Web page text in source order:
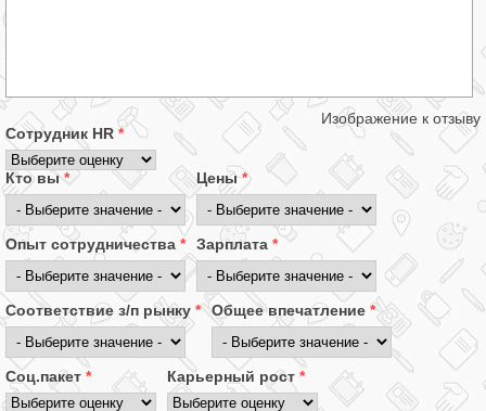
Изображение к отзыву
Сотрудник HR *
Кто вы* Цены*
Опыт сотрудничества * Зарплата *
Соответствие з/п рынку * Общее впечатление *
Соц.пакет * Карьерный рост *